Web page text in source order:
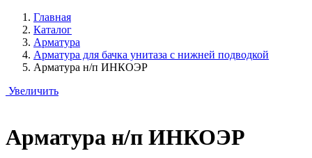
Главная
Каталог
Арматура
Арматура для бачка унитаза с нижней подводкой
Арматура н/п ИНКОЭР
Увеличить
Арматура н/п ИНКОЭР